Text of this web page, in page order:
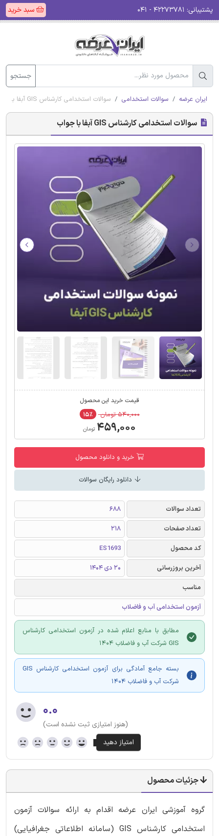
پشتیبانی: سبد خرید
جستجو
ایران عرضه سوالات استخدامی سوالات استخدامی کارشناس GIS آبفا با جواب
سوالات استخدامی کارشناس GIS آبفا با جواب
قیمت خرید این محصول
۵۴۰,۰۰۰ تومان ۱۵٪
۴۵۹,۰۰۰ تومان
خرید و دانلود محصول
دانلود رایگان سوالات
تعداد سوالات
688
تعداد صفحات
218
کد محصول
ES1693
آخرین بروزرسانی
20 دی 1404
مناسب
آزمون استخدامی آب و فاضلاب
مطابق با منابع اعلام شده در آزمون استخدامی کارشناس
GIS شرکت آب و فاضلاب 1404
بسته جامع آمادگی برای آزمون استخدامی کارشناس GIS
شرکت آب و فاضلاب 1404
۰.۰
(هنوز امتیازی ثبت نشده است)
جزئیات محصول
گروه آموزشی ایران عرضه اقدام به ارائه سوالات آزمون
استخدامی کارشناس GIS (سامانه اطلاعاتی جغرافیایی)